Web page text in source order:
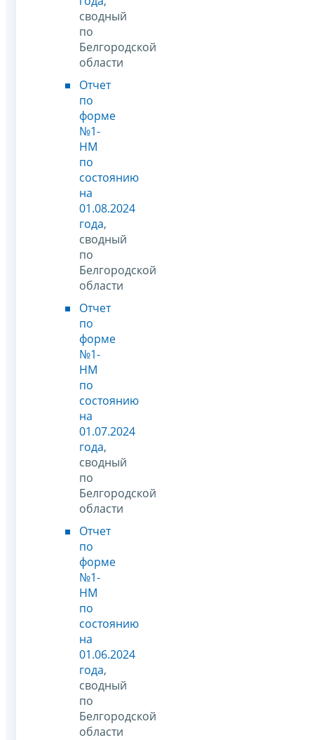
сводный
по
Белгородской
области
Отчет
по
форме
№1-
НМ
по
состоянию
на
01.08.2024
года,
сводный
по
Белгородской
области
Отчет
по
форме
№1-
НМ
по
состоянию
на
01.07.2024
года,
сводный
по
Белгородской
области
Отчет
по
форме
№1-
НМ
по
состоянию
на
01.06.2024
года,
сводный
по
Белгородской
области